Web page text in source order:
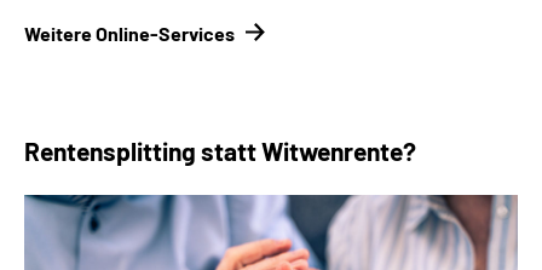
Weitere Online-Services
Rentensplitting statt Witwenrente?